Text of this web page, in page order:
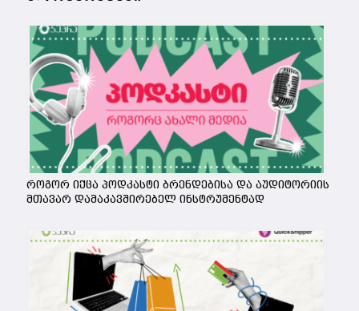
როგორ იქცა პოდკასტი ბრენდებისა და აუდიტორიის
მთავარ დამაკავშირებელ ინსტრუმენტად